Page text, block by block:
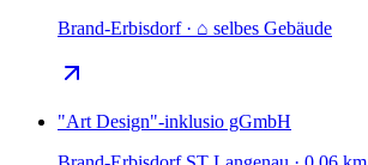
Brand-Erbisdorf · ⌂ selbes Gebäude
"Art Design"-inklusio gGmbH